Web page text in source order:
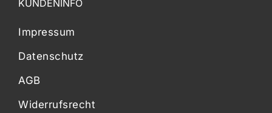
KUNDENINFO
Impressum
Datenschutz
AGB
Widerrufsrecht